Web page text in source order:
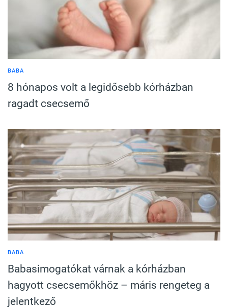
BABA
8 hónapos volt a legidősebb kórházban
ragadt csecsemő
BABA
Babasimogatókat várnak a kórházban
hagyott csecsemőkhöz – máris rengeteg a
jelentkező